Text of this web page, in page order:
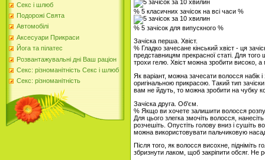
Секс і шлюб
Подорожі Свята
Автомобілі
Аксесуари Прикраси
Йога та пілатес
Розвантажувальні дні Ваш раціон
Секс: різноманітність Секс і шлюб
Секс: різноманітність
% 5 класичних зачісок на всі часи %
% 5 зачісок для випускного %
Зачіска перша. Хвіст.
% Гладко зачесане кінський хвіст - ця
представницям прекрасної статі. Для того
трохи гелю. Хвіст можна зробити високо,
Як варіант, можна зачесати волосся набік
оригінальною прикрасою. Такий тип
вам не йдуть, то можна зробити на чубку
Зачіска друга. Об'єм.
% Якщо ви хочете залишити волосся
Для цього злегка змочіть волосся,
розчешіть. Опустіть голову вниз і
можна використовувати пальчиковую
Після того, як волосся висохне, підніміть
збризнути лаком, щоб закріпити обсяг. Не